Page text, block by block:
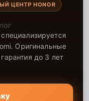
ЦЕНТР HONOR
Оригинальные
до 3 лет